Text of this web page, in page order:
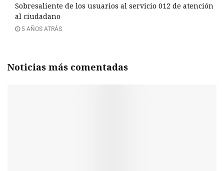
Sobresaliente de los usuarios al servicio 012 de atención
al ciudadano
5 AÑOS ATRÁS
Noticias más comentadas